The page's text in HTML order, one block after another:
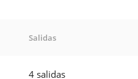
Salidas
4 salidas